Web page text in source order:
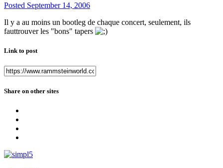
Posted September 14, 2006
Il y a au moins un bootleg de chaque concert, seulement, ils
fauttrouver les "bons" tapers
Link to post
Share on other sites